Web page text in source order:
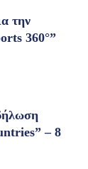
την
360°”
– 8